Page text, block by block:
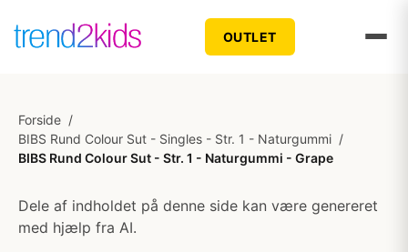
OUTLET
Forside /
BIBS Rund Colour Sut - Singles - Str. 1 - Naturgummi /
BIBS Rund Colour Sut - Str. 1 - Naturgummi - Grape
Dele af indholdet på denne side kan være genereret
med hjælp fra AI.